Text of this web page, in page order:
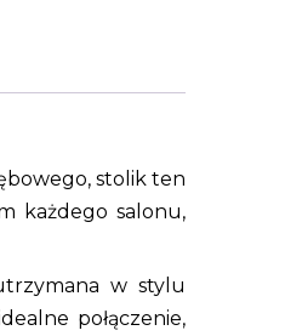
stolik ten
każdego salonu,
w stylu
połączenie,